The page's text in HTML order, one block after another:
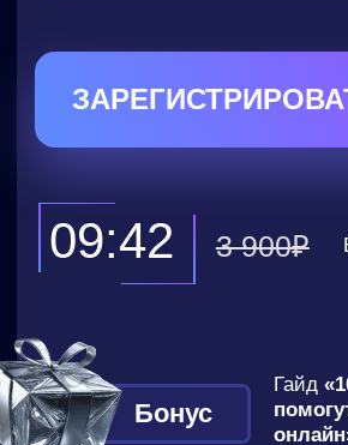
Бонус
помогут вам
Все говорят о нейросетях, а мы учим
реально на них зарабатывать!